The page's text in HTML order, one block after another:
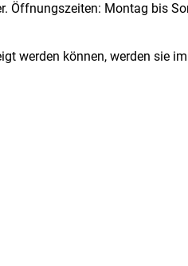
Öffnungszeiten: Montag bis
werden können, werden sie